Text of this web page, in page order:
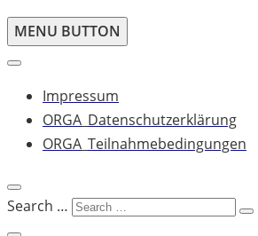
MENU BUTTON
Impressum
ORGA_Datenschutzerklärung
ORGA_Teilnahmebedingungen
Search …